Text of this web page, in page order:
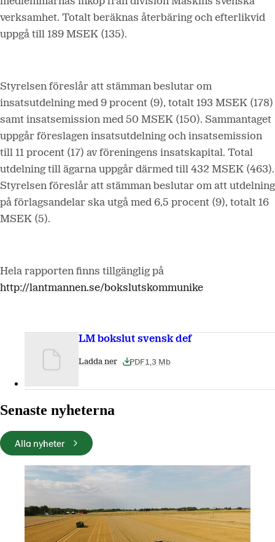
verksamhet. Totalt beräknas återbäring och efterlikvid
uppgå till 189 MSEK (135).
Styrelsen föreslår att stämman beslutar om
insatsutdelning med 9 procent (9), totalt 193 MSEK (178)
samt insatsemission med 50 MSEK (150). Sammantaget
uppgår föreslagen insatsutdelning och insatsemission
till 11 procent (17) av föreningens insatskapital. Total
utdelning till ägarna uppgår därmed till 432 MSEK (463).
Styrelsen föreslår att stämman beslutar om att utdelning
på förlagsandelar ska utgå med 6,5 procent (9), totalt 16
MSEK (5).
Hela rapporten finns tillgänglig på
http://lantmannen.se/bokslutskommunike
LM bokslut svensk def
PDF1,3 Mb
Ladda ner
Senaste nyheterna
Alla nyheter